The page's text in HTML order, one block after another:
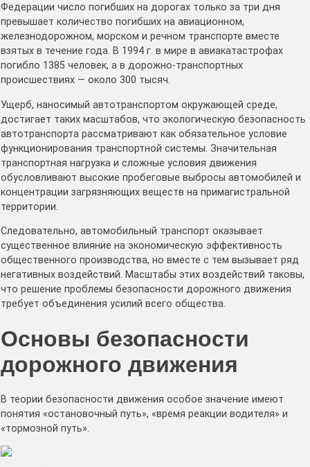
Федерации число погибших на дорогах только за три дня
превышает количество погибших на авиационном,
железнодорожном, морском и речном транспорте вместе
взятых в течение года. В 1994 г. в мире в авиакатастрофах
погибло 1385 человек, а в дорожно-транспортных
происшествиях — около 300 тысяч.
Ущерб, наносимый автотранспортом окружающей среде,
достигает таких масштабов, что экологическую безопасность
автотранспорта рассматривают как обязательное условие
функционирования транспортной системы. Значительная
транспортная нагрузка и сложные условия движения
обусловливают высокие пробеговые выбросы автомобилей и
концентрации загрязняющих веществ на примагистральной
территории.
Следовательно, автомобильный транспорт оказывает
существенное влияние на экономическую эффективность
общественного производства, но вместе с тем вызывает ряд
негативных воздействий. Масштабы этих воздействий таковы,
что решение проблемы безопасности дорожного движения
требует объединения усилий всего общества.
Основы безопасности
дорожного движения
В теории безопасности движения особое значение имеют
понятия «остановочный путь», «время реакции водителя» и
«тормозной путь».